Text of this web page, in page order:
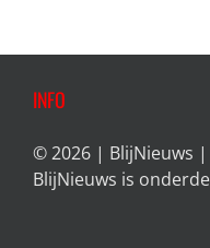
INFO
© 2026 | BlijNieuws |
BlijNieuws is